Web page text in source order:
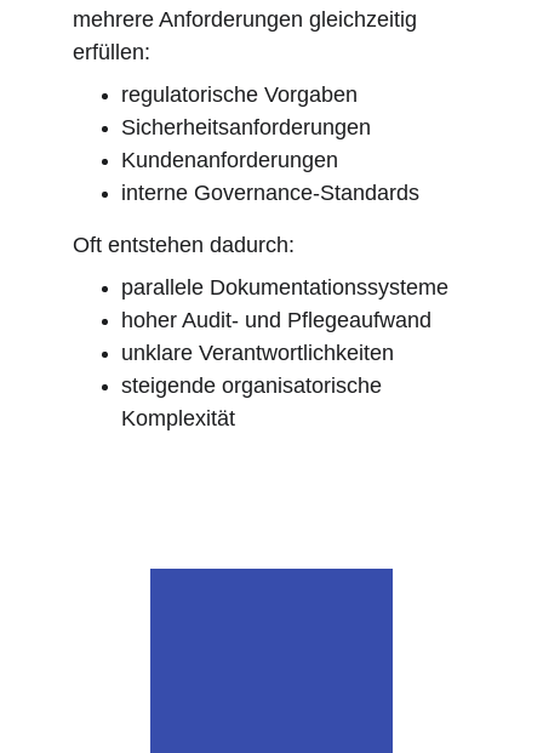
mehrere Anforderungen gleichzeitig
erfüllen:
regulatorische Vorgaben
Sicherheitsanforderungen
Kundenanforderungen
interne Governance-Standards
Oft entstehen dadurch:
parallele Dokumentationssysteme
hoher Audit- und Pflegeaufwand
unklare Verantwortlichkeiten
steigende organisatorische
Komplexität